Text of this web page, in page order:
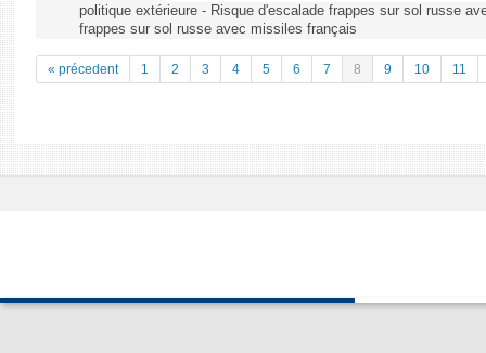
politique extérieure - Risque d'escalade frappes sur sol russe
frappes sur sol russe avec missiles français
« précedent 1 2 3 4 5 6 7 8 9 10 11